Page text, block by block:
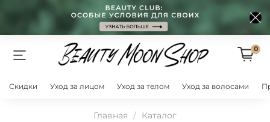
0
Скидки Уход за лицом Уход за телом Уход за волосами
Главная Каталог